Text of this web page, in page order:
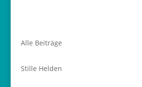
Alle Beiträge
Stille Helden